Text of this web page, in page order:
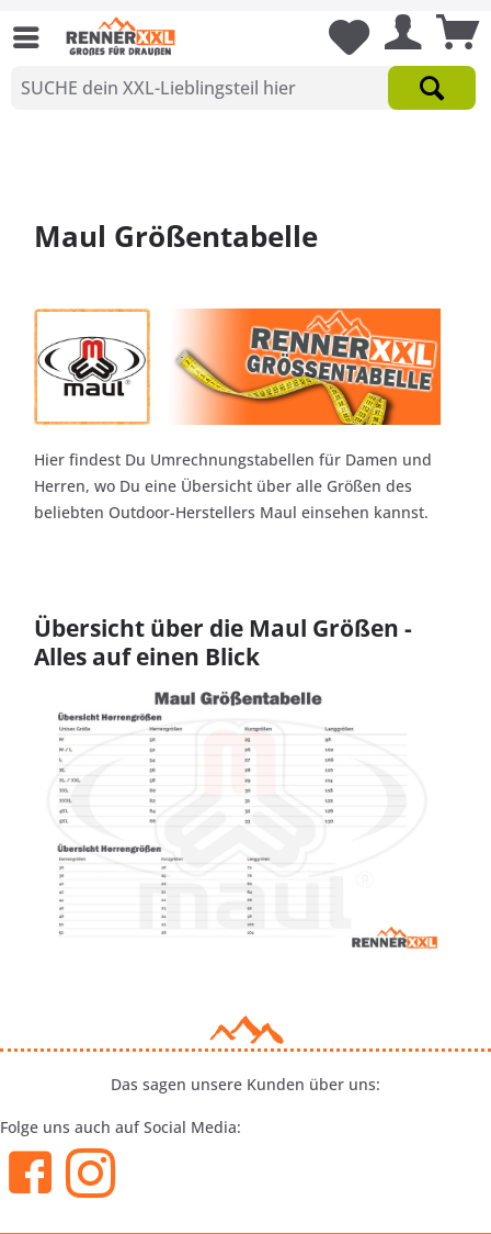
Maul Größentabelle
Hier findest Du Umrechnungstabellen für Damen und
Herren, wo Du eine Übersicht über alle Größen des
beliebten Outdoor-Herstellers Maul einsehen kannst.
Übersicht über die Maul Größen -
Alles auf einen Blick
Das sagen unsere Kunden über uns:
Folge uns auch auf Social Media: